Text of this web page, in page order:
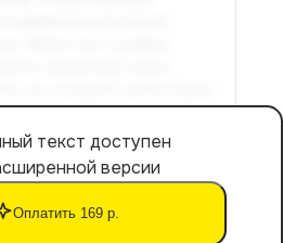
текст доступен
версии
Оплатить 169 р.